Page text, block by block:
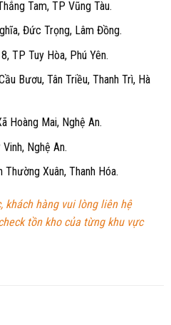
Tam, TP Vũng Tàu.
Đức Trọng, Lâm Đồng.
TP Tuy Hòa, Phú Yên.
Bươu, Tân Triều, Thanh Trì, Hà
Hoàng Mai, Nghệ An.
Nghệ An.
Thường Xuân, Thanh Hóa.
khách hàng vui lòng liên hệ
tồn kho của từng khu vực